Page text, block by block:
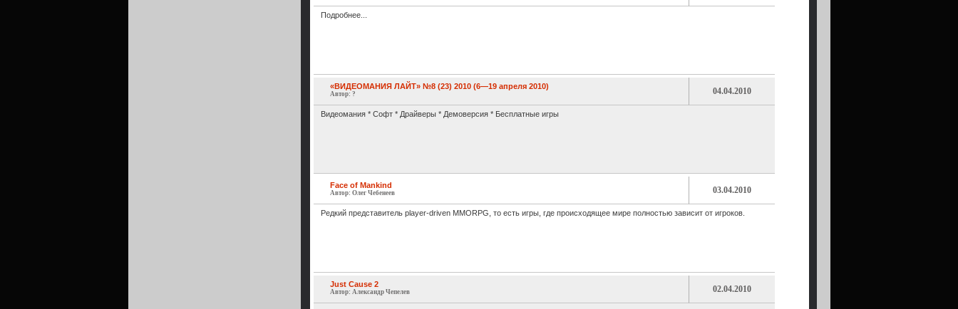
Подробнее...
«ВИДЕОМАНИЯ ЛАЙТ» №8 (23) 2010 (6—19 апреля 2010)
Автор: ? 04.04.2010
Видеомания * Софт * Драйверы * Демоверсия * Бесплатные игры
Face of Mankind
Автор: Олег Чебенеев 03.04.2010
Редкий представитель player-driven MMORPG, то есть игры, где происходящее мире полностью зависит от игроков.
Just Cause 2
Автор: Александр Чепелев 02.04.2010